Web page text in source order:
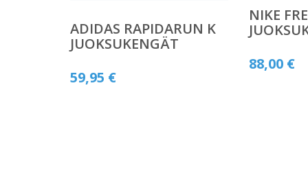
ADIDAS RAPIDARUN K
JUOKSUKENGÄT
59,95 €
NIKE
88,00 €